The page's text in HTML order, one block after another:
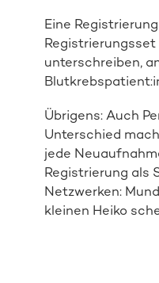
Eine
unterschreiben,
Übrigens: Auch
Unterschied
jede
Registrierung als
Netzwerken:
kleinen Heiko